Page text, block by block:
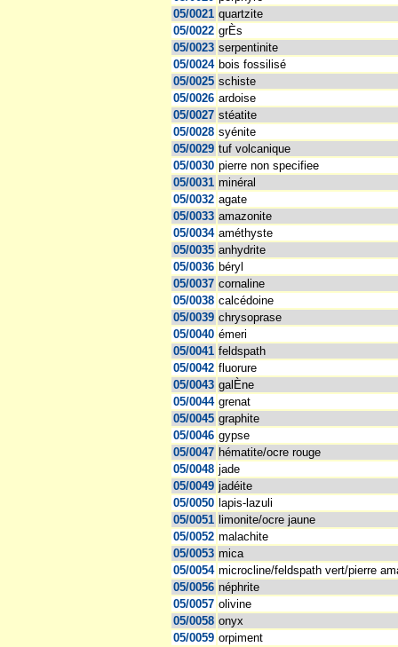
05/0021 quartzite
05/0022 grÈs
05/0023 serpentinite
05/0024 bois fossilisé
05/0025 schiste
05/0026 ardoise
05/0027 stéatite
05/0028 syénite
05/0029 tuf volcanique
05/0030 pierre non specifiee
05/0031 minéral
05/0032 agate
05/0033 amazonite
05/0034 améthyste
05/0035 anhydrite
05/0036 béryl
05/0037 cornaline
05/0038 calcédoine
05/0039 chrysoprase
05/0040 émeri
05/0041 feldspath
05/0042 fluorure
05/0043 galÈne
05/0044 grenat
05/0045 graphite
05/0046 gypse
05/0047 hématite/ocre rouge
05/0048 jade
05/0049 jadéite
05/0050 lapis-lazuli
05/0051 limonite/ocre jaune
05/0052 malachite
05/0053 mica
05/0054 microcline/feldspath vert/pierre
05/0056 néphrite
05/0057 olivine
05/0058 onyx
05/0059 orpiment